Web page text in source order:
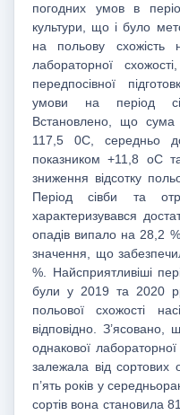
погодних умов в
культури, що і було
на польову схожість
лабораторної
передпосівної
умови на період
Встановлено, що сума
117,5 0С, середньо
показником +11,8 оС
зниження відсотку
Період сівби та
характеризувався
опадів випало на 28,2
значення, що
%. Найсприятливіші
були у 2019 та 2020
польової схожості
відповідно. З’ясовано,
однакової
залежала від сортових
п’ять років у
сортів вона становила